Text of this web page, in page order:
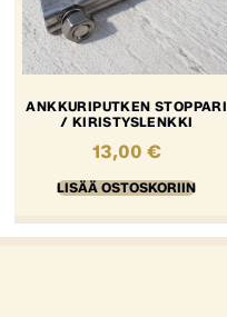
ANKKURIPUTKEN STOPPARI
/ KIRISTYSLENKKI
13,00 €
LISÄÄ OSTOSKORIIN